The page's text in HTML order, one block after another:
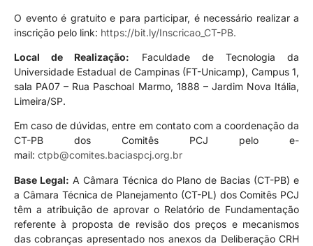
O evento é gratuito e para participar, é necessário realizar a
inscrição pelo link: https://bit.ly/Inscricao_CT-PB.
Local de Realização: Faculdade de Tecnologia da
Universidade Estadual de Campinas (FT-Unicamp), Campus 1,
sala PA07 – Rua Paschoal Marmo, 1888 – Jardim Nova Itália,
Limeira/SP.
Em caso de dúvidas, entre em contato com a coordenação da
CT-PB dos Comitês PCJ pelo e-
mail: ctpb@comites.baciaspcj.org.br
Base Legal: A Câmara Técnica do Plano de Bacias (CT-PB) e
a Câmara Técnica de Planejamento (CT-PL) dos Comitês PCJ
têm a atribuição de aprovar o Relatório de Fundamentação
referente à proposta de revisão dos preços e mecanismos
das cobranças apresentado nos anexos da Deliberação CRH